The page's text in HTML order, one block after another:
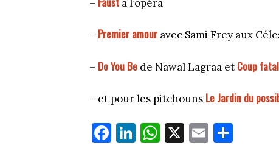
– à l’opéra
– Premier amour avec Sami Frey aux
– Do You Be de Nawal Lagraa et Coup fatal
– et pour les pitchouns Le Jardin du
Fa
ce
Li
nk
W
ha
X E
m